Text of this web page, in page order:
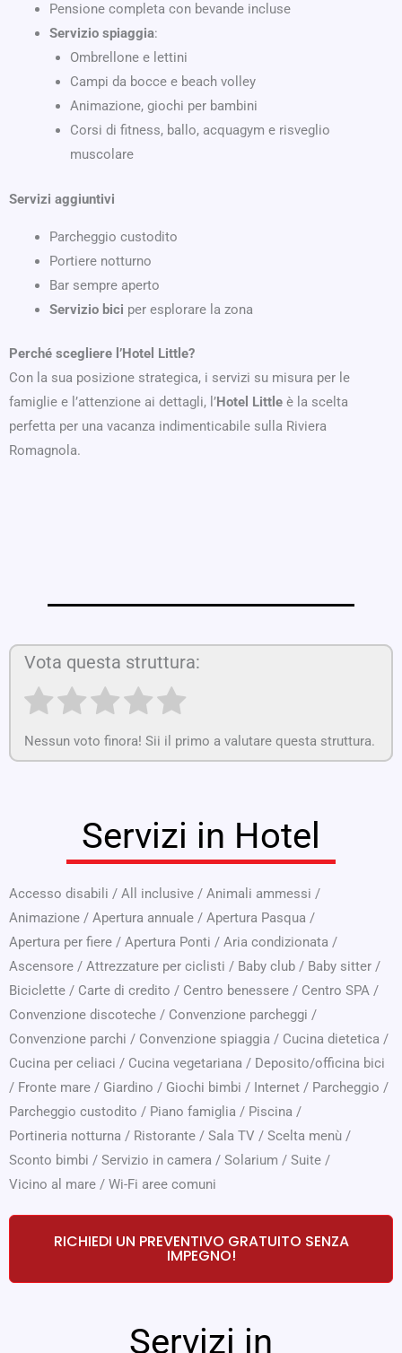
Pensione completa con bevande incluse
Servizio spiaggia:
Ombrellone e lettini
Campi da bocce e beach volley
Animazione, giochi per bambini
Corsi di fitness, ballo, acquagym e risveglio
muscolare
Servizi aggiuntivi
Parcheggio custodito
Portiere notturno
Bar sempre aperto
Servizio bici per esplorare la zona
Perché scegliere l’Hotel Little?
Con la sua posizione strategica, i servizi su misura per le
famiglie e l’attenzione ai dettagli, l’Hotel Little è la scelta
perfetta per una vacanza indimenticabile sulla Riviera
Romagnola.
Vota questa struttura:
Nessun voto finora! Sii il primo a valutare questa struttura.
Servizi in Hotel
Accesso disabili / All inclusive / Animali ammessi /
Animazione / Apertura annuale / Apertura Pasqua /
Apertura per fiere / Apertura Ponti / Aria condizionata /
Ascensore / Attrezzature per ciclisti / Baby club / Baby sitter /
Biciclette / Carte di credito / Centro benessere / Centro SPA /
Convenzione discoteche / Convenzione parcheggi /
Convenzione parchi / Convenzione spiaggia / Cucina dietetica /
Cucina per celiaci / Cucina vegetariana / Deposito/officina bici
/ Fronte mare / Giardino / Giochi bimbi / Internet / Parcheggio /
Parcheggio custodito / Piano famiglia / Piscina /
Portineria notturna / Ristorante / Sala TV / Scelta menù /
Sconto bimbi / Servizio in camera / Solarium / Suite /
Vicino al mare / Wi-Fi aree comuni
RICHIEDI UN PREVENTIVO GRATUITO SENZA
IMPEGNO!
Servizi in